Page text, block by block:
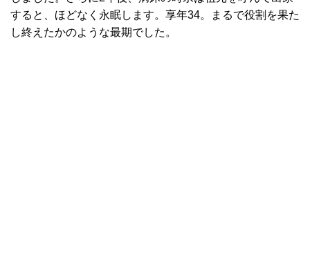
すると、ほどなく永眠します。享年34。まるで役割を果た
し終えたかのような最期でした。